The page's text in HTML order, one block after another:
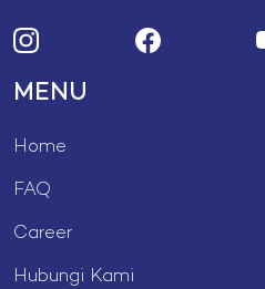
MENU
Home
FAQ
Career
Hubungi Kami